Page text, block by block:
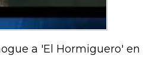
a 'El Hormiguero' en